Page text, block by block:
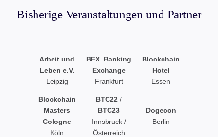
Bisherige Veranstaltungen und Partner
Arbeit und
Leben e.V.
Leipzig
BEX. Banking
Exchange
Frankfurt
Blockchain
Hotel
Essen
Blockchain
Masters
Cologne
Köln
BTC22 /
BTC23
Innsbruck /
Österreich
Dogecon
Berlin